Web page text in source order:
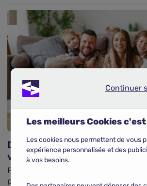
Diversification de l’épargne :
vie est l’outil par excellence
Pour un épargnant à haut revenu, la
portefeuille s’avère être la stratégie la
Continuer
Les meilleurs Cookies
Les cookies nous permettent de vous
expérience personnalisée et des
à vos besoins.
Continuer